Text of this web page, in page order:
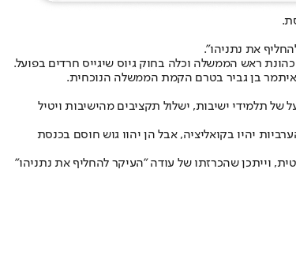
את נתניהו״.
ראש הממשלה וכלה בחוק גיוס שיגייס חרדים בפועל.
בן גביר בטרם הקמת הממשלה הנוכחית.
תלמידי ישיבות, ישלול תקציבים מהישיבות ויטיל
יהיו בקואליציה, אבל הן יהוו גוש חוסם בכנסת
וייתכן שהכרזתו של עודה ״העיקר להחליף את נתניהו״